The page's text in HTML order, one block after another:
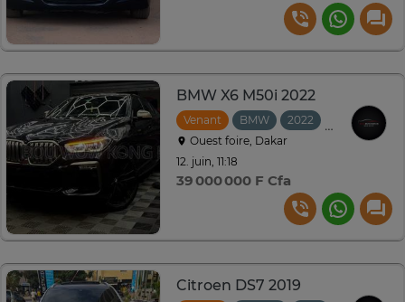
BMW X6 M50i 2022
Venant BMW 2022
Automatique
Ouest foire, Dakar
12. juin, 11:18
39 000 000 F Cfa
Citroen DS7 2019